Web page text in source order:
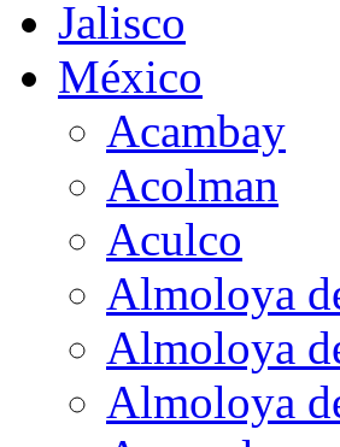
Jalisco
México
Acambay
Acolman
Aculco
Almoloya
Almoloya
Almoloya